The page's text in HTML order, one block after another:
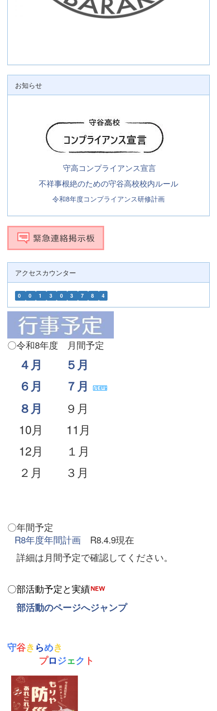
お知らせ
守高コンプライアンス宣言
不祥事根絶のための守谷高校校内ルール
令和8年度コンプライアンス研修計画
アクセスカウンター
0 0 1 3 0 3 7 8 4
〇令和8年度 月間予定
４月
５月
６月
７月
８月
９月
10月 11月
12月 １月
２月 ３月
〇年間予定
R8年度年間計画 R8.4.9現在
詳細は月間予定で確認してください。
〇部活動予定と実績
部活動のページへジャンプ
守谷き らめき
プロジェク ト